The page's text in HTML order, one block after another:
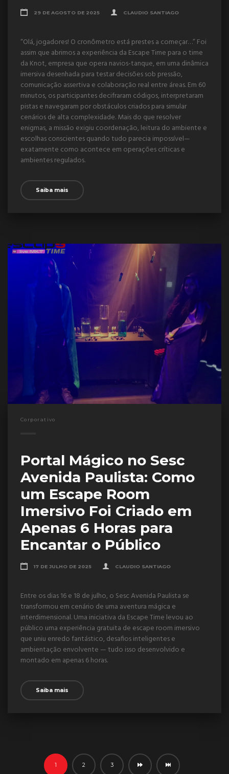
29 DE AGOSTO DE 2025 CLAUDIO SANTIAGO
“Olá, jogadores! O cronômetro está prestes a começar…” Foi
assim que abrimos a experiência da Escape Time para o time
da Knot, empresa que opera navios-tanque, em uma dinâmica
imersiva desenhada para testar decisões sob pressão,
comunicação assertiva e colaboração real entre áreas. Em 60
minutos, os participantes decifraram códigos, interpretaram
pistas e navegaram por obstáculos criados para simular
cenários de alta complexidade. Mais do que resolver
enigmas, a missão exigiu coordenação, leitura do ambiente e
escolhas conscientes quando tudo parecia impossível—
exatamente como acontece em operações críticas e
ambientes regulados.
Saiba mais
Corporativo
Portal Mágico no Sesc
Avenida Paulista: Como
um Escape Room
Imersivo Foi Criado em
Apenas 6 Horas para
Encantar o Público
17 DE JULHO DE 2025 CLAUDIO SANTIAGO
Entre os dias 16 e 18 de julho, o Sesc Avenida Paulista se
transformou em cenário de uma aventura mágica e
interdimensional. Uma iniciativa da Escape Time levou ao
público uma experiência gratuita de escape room imersivo
que uniu enredo fantástico, desafios inteligentes e
ambientação envolvente — tudo isso desenvolvido e
montado em apenas 6 horas.
Saiba mais
1 2 3